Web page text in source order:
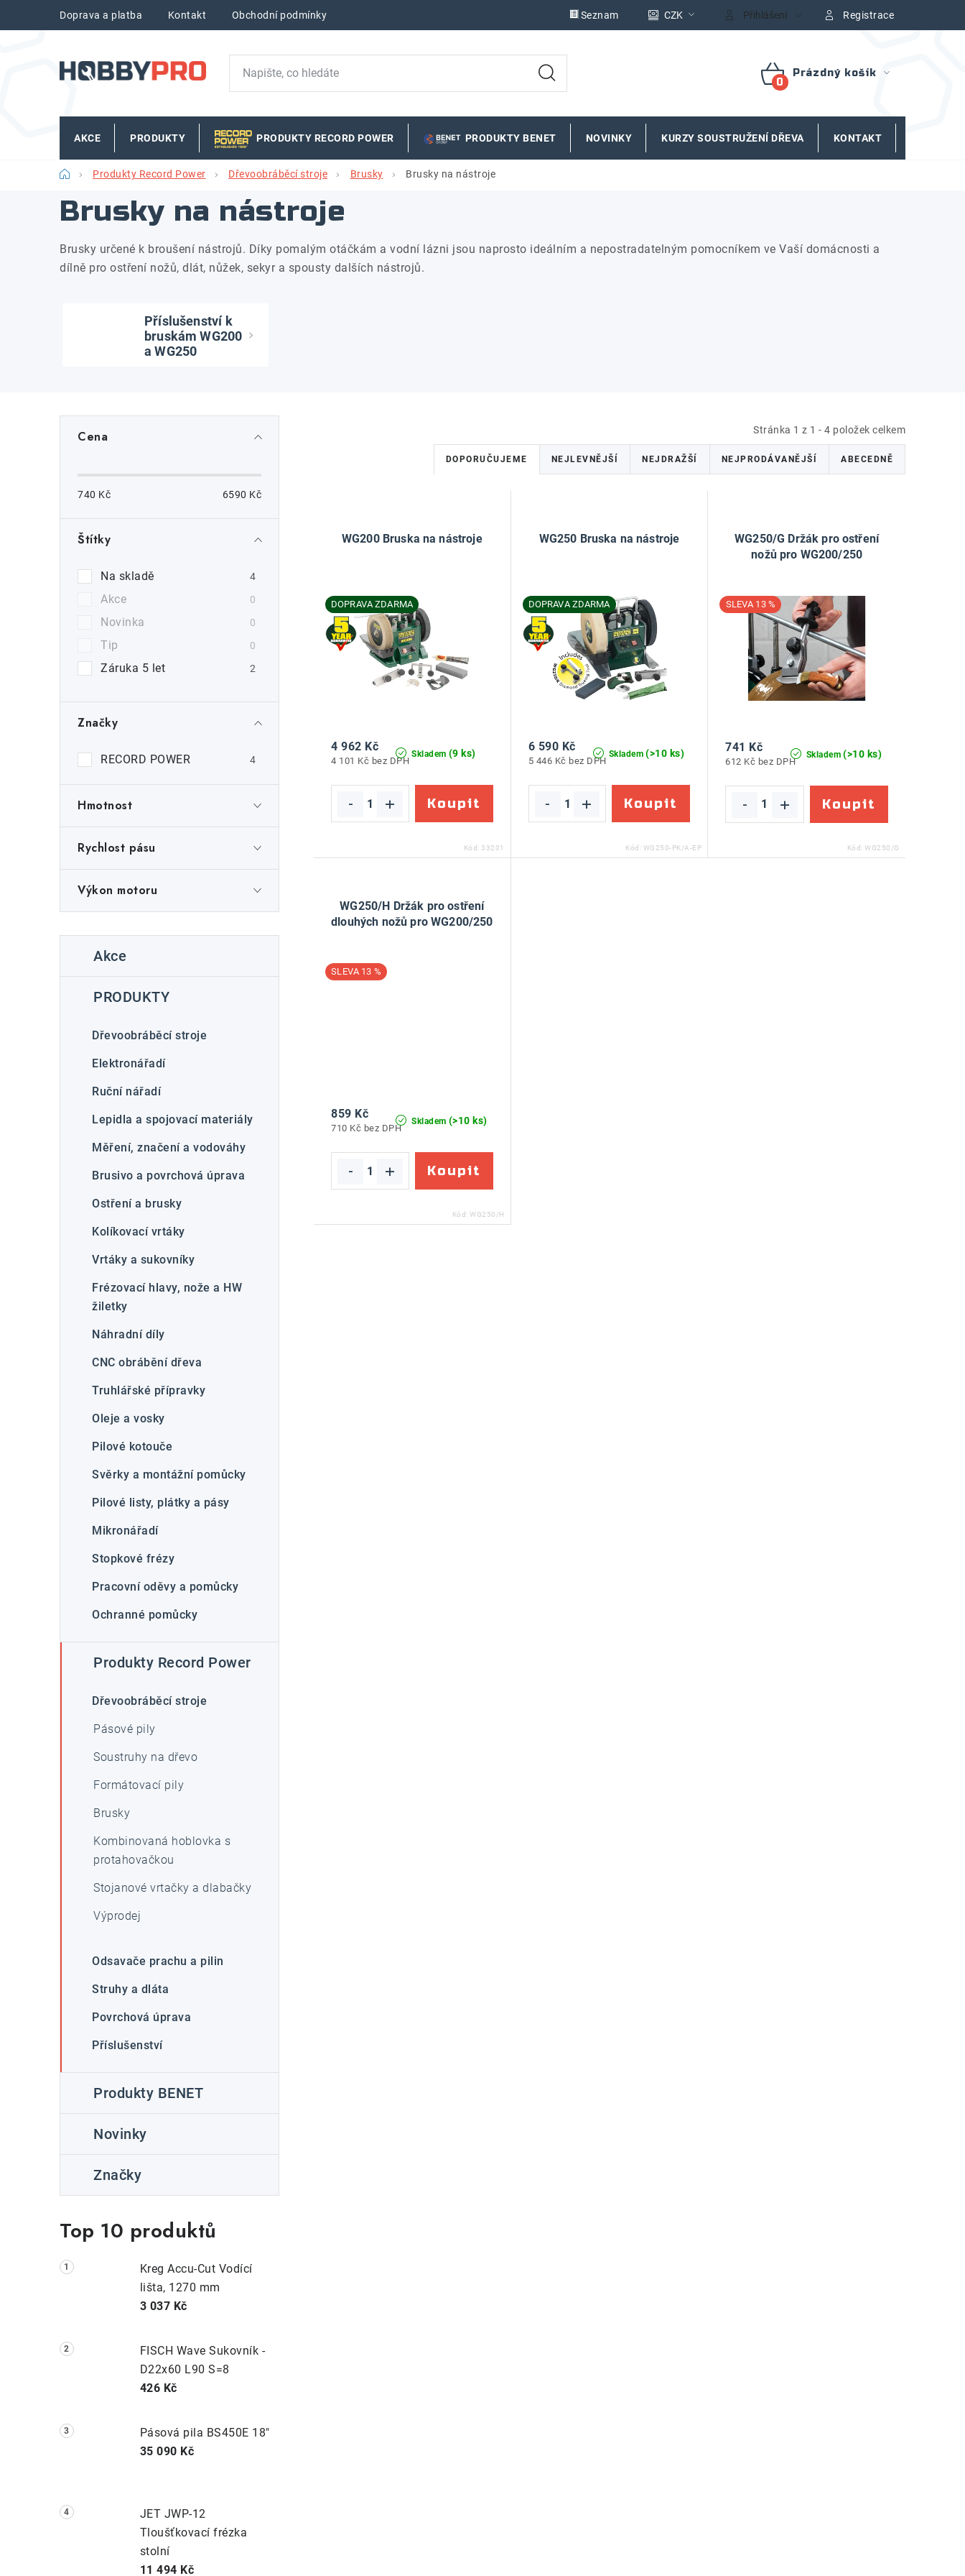
Doprava a platba Kontakt Obchodní podmínky Seznam CZK Přihlášení Registrace
NÁKUPNÍ
Prázdný košík
AKCE PRODUKTY PRODUKTY RECORD POWER PRODUKTY BENET NOVINKY KURZY SOUSTRUŽENÍ DŘEVA KONTAKT
DomůProdukty Record Power Dřevoobráběcí stroje Brusky Brusky na nástroje
Brusky na nástroje
Brusky určené k broušení nástrojů. Díky pomalým otáčkám a vodní lázni jsou naprosto ideálním a nepostradatelným pomocníkem ve Vaší domácnosti a
dílně pro ostření nožů, dlát, nůžek, sekyr a spousty dalších nástrojů.
Příslušenství k
bruskám WG200
a WG250
t
a
l
Cena
740 Kč 6590 Kč
Štítky
Na skladě 4
Akce 0
Novinka 0
Tip 0
Záruka 5 let 2
Značky
RECORD POWER 4
Hmotnost
Rychlost pásu
Výkon motoru
kategorie
a
Akce
PRODUKTY
Dřevoobráběcí stroje
Elektronářadí
Ruční nářadí
Lepidla a spojovací materiály
Měření, značení a vodováhy
Brusivo a povrchová úprava
Ostření a brusky
Kolíkovací vrtáky
Vrtáky a sukovníky
Frézovací hlavy, nože a HW
žiletky
Náhradní díly
CNC obrábění dřeva
Truhlářské přípravky
Oleje a vosky
Pilové kotouče
Svěrky a montážní pomůcky
Pilové listy, plátky a pásy
Mikronářadí
Stopkové frézy
Pracovní oděvy a pomůcky
Ochranné pomůcky
Produkty Record Power
Dřevoobráběcí stroje
Pásové pily
Soustruhy na dřevo
Formátovací pily
Brusky
Kombinovaná hoblovka s
protahovačkou
Stojanové vrtačky a dlabačky
Výprodej
Odsavače prachu a pilin
Struhy a dláta
Povrchová úprava
Příslušenství
Produkty BENET
Novinky
Značky
Top 10 produktů
Kreg Accu-Cut Vodící
lišta, 1270 mm
3 037 Kč
FISCH Wave Sukovník -
D22x60 L90 S=8
426 Kč
Pásová pila BS450E 18"
35 090 Kč
JET JWP-12
Tloušťkovací frézka
stolní
11 494 Kč
Stránka 1 z 1 - 4 položek celkem
Ř
a
e
r
o
k
t
ů
DOPORUČUJEME NEJLEVNĚJŠÍ NEJDRAŽŠÍ NEJPRODÁVANĚJŠÍ ABECEDNĚ
ů
WG200 Bruska na nástroje
DOPRAVA ZDARMA
Skladem (9 ks)
4 101 Kč bez DPH
4 962 Kč
Kód: 33201
WG250 Bruska na nástroje
DOPRAVA ZDARMA
Skladem (>10 ks)
5 446 Kč bez DPH
6 590 Kč
Kód: WG250-PK/A-EP
WG250/G Držák pro ostření
nožů pro WG200/250
13 %
Skladem (>10 ks)
612 Kč bez DPH
741 Kč
Kód:WG250/G
WG250/H Držák pro ostření
dlouhých nožů pro WG200/250
13 %
Skladem (>10 ks)
710 Kč bez DPH
859 Kč
Kód:WG250/H